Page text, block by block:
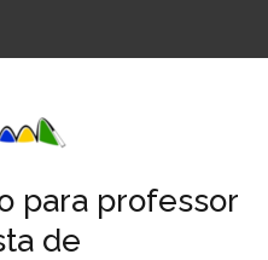
para professor
de